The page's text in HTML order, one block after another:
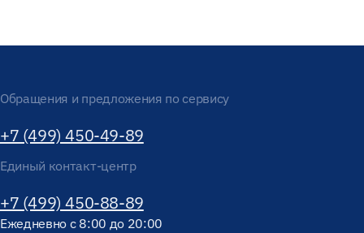
Обращения и предложения по сервису
+7 (499) 450-49-89
Единый контакт-центр
+7 (499) 450-88-89
Ежедневно с 8:00 до 20:00